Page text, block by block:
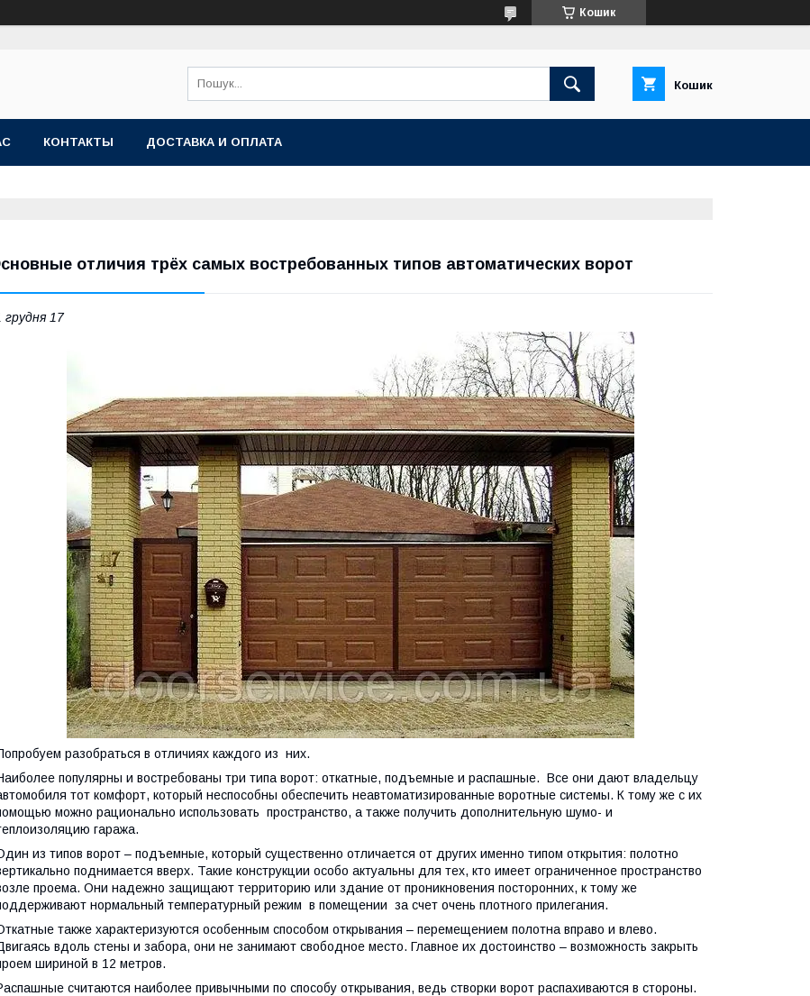
Кошик
Кошик
КОНТАКТЫ ДОСТАВКА И ОПЛАТА
отличия трёх самых востребованных типов автоматических ворот
грудня 17
разобраться в отличиях каждого из них.
популярны и востребованы три типа ворот: откатные, подъемные и распашные. Все они дают владельцу
тот комфорт, который неспособны обеспечить неавтоматизированные воротные системы. К тому же с их
можно рационально использовать пространство, а также получить дополнительную шумо- и
гаража.
из типов ворот – подъемные, который существенно отличается от других именно типом открытия: полотно
поднимается вверх. Такие конструкции особо актуальны для тех, кто имеет ограниченное пространство
проема. Они надежно защищают территорию или здание от проникновения посторонних, к тому же
нормальный температурный режим в помещении за счет очень плотного прилегания.
также характеризуются особенным способом открывания – перемещением полотна вправо и влево.
вдоль стены и забора, они не занимают свободное место. Главное их достоинство – возможность закрыть
шириной в 12 метров.
считаются наиболее привычными по способу открывания, ведь створки ворот распахиваются в стороны.